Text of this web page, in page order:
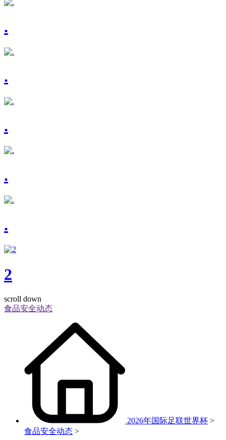
.
.
.
.
.
2
scroll down
食品安全动态
2026年国际足联世界杯 >
食品安全动态 >